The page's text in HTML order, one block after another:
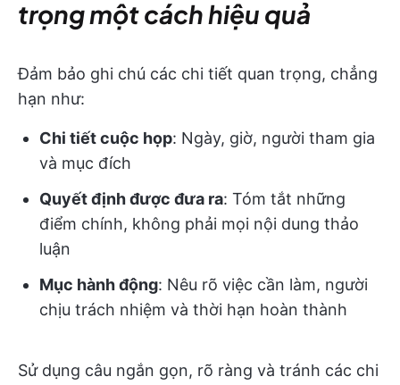
trọng một cách hiệu quả
Đảm bảo ghi chú các chi tiết quan trọng, chẳng
hạn như:
Chi tiết cuộc họp: Ngày, giờ, người tham gia
và mục đích
Quyết định được đưa ra: Tóm tắt những
điểm chính, không phải mọi nội dung thảo
luận
Mục hành động: Nêu rõ việc cần làm, người
chịu trách nhiệm và thời hạn hoàn thành
Sử dụng câu ngắn gọn, rõ ràng và tránh các chi